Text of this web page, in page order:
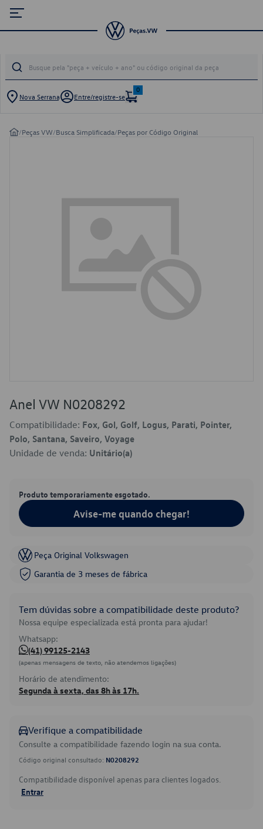
Nova Serrana Entre/registre-se
0
/Peças VW/Busca Simplificada/Peças por Código Original
Anel VW N0208292
Compatibilidade: Fox, Gol, Golf, Logus, Parati, Pointer,
Polo, Santana, Saveiro, Voyage
Unidade de venda: Unitário(a)
Produto temporariamente esgotado.
Avise-me quando chegar!
Peça Original Volkswagen
Garantia de 3 meses de fábrica
Tem dúvidas sobre a compatibilidade deste produto?
Nossa equipe especializada está pronta para ajudar!
Whatsapp:
(41) 99125-2143
(apenas mensagens de texto, não atendemos ligações)
Horário de atendimento:
Segunda à sexta, das 8h às 17h.
Verifique a compatibilidade
Consulte a compatibilidade fazendo login na sua conta.
Código original consultado: N0208292
Compatibilidade disponível apenas para clientes logados.
Entrar